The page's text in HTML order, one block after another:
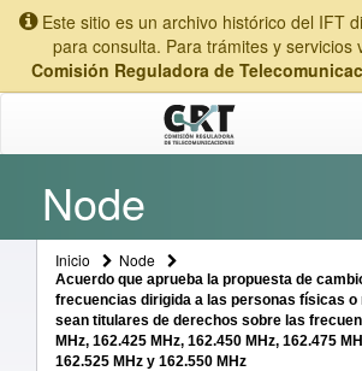
Este sitio es un archivo histórico del IFT
para consulta. Para trámites y servicios
Comisión Reguladora de
Node
Inicio Node
Acuerdo que aprueba la propuesta de
frecuencias dirigida a las personas físicas o
sean titulares de derechos sobre las
MHz, 162.425 MHz, 162.450 MHz, 162.475
162.525 MHz y 162.550 MHz